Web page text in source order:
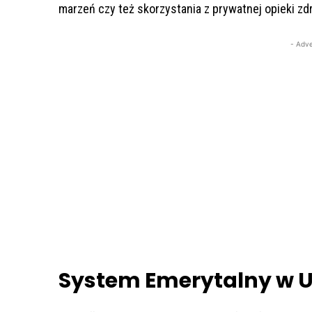
marzeń czy też skorzystania z prywatnej opieki
-
System Emerytalny w